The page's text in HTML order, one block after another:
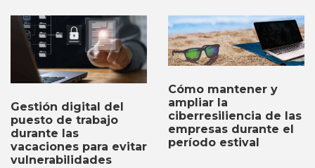
Gestión digital del
puesto de trabajo
durante las
vacaciones para evitar
vulnerabilidades
Cómo mantener y
ampliar la
ciberresiliencia de las
empresas durante el
período estival